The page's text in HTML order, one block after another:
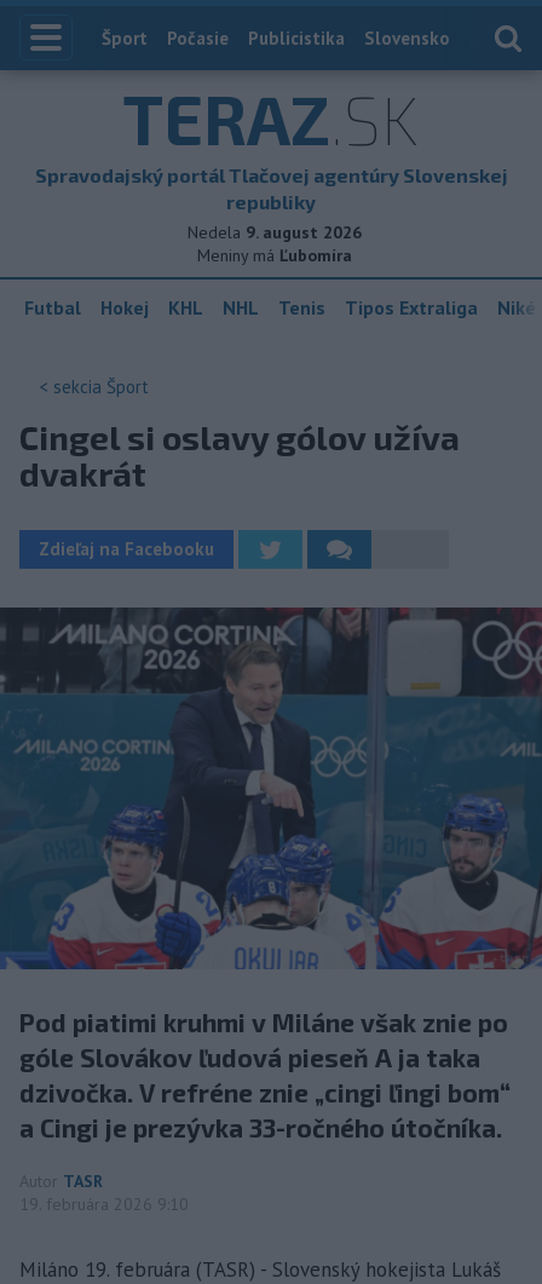
Index
Šport Počasie Publicistika Slovensko
TERAZ.SK
Spravodajský portál Tlačovej agentúry Slovenskej
republiky
Nedela 9. august 2026
Meniny má Ľubomíra
Futbal Hokej KHL NHL Tenis Tipos Extraliga
< sekcia Šport
Cingel si oslavy gólov užíva
dvakrát
Zdieľaj na Facebooku
Pod piatimi kruhmi v Miláne však znie po
góle Slovákov ľudová pieseň A ja taka
dzivočka. V refréne znie „cingi ľingi bom“
a Cingi je prezývka 33-ročného útočníka.
Autor TASR
19. februára 2026 9:10
Miláno 19. februára (TASR) - Slovenský hokejista Lukáš